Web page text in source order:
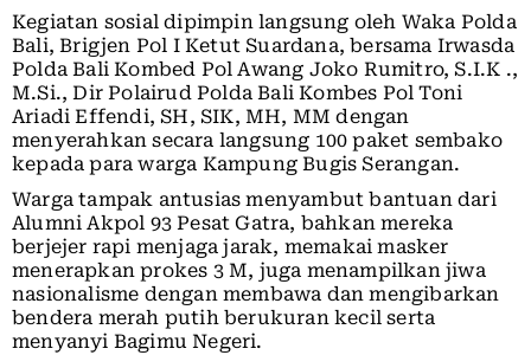
Kegiatan sosial dipimpin langsung oleh Waka Polda
Bali, Brigjen Pol I Ketut Suardana, bersama Irwasda
Polda Bali Kombed Pol Awang Joko Rumitro, S.I.K .,
M.Si., Dir Polairud Polda Bali Kombes Pol Toni
Ariadi Effendi, SH, SIK, MH, MM dengan
menyerahkan secara langsung 100 paket sembako
kepada para warga Kampung Bugis Serangan.
Warga tampak antusias menyambut bantuan dari
Alumni Akpol 93 Pesat Gatra, bahkan mereka
berjejer rapi menjaga jarak, memakai masker
menerapkan prokes 3 M, juga menampilkan jiwa
nasionalisme dengan membawa dan mengibarkan
bendera merah putih berukuran kecil serta
menyanyi Bagimu Negeri.